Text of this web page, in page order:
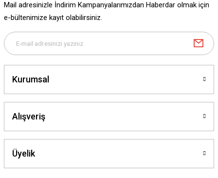
Bu ürüne benzer farklı alternatifler olmalı.
Mail adresinizle İndirim Kampanyalarımızdan Haberdar olmak için
e-bültenimize kayıt olabilirsiniz.
Kurumsal
Alışveriş
Üyelik